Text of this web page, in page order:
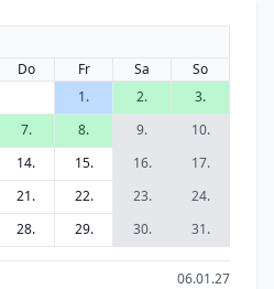
Do Fr Sa
So
1.
2.
3.
7. 8. 9.
10.
14. 15. 16.
17.
21. 22. 23.
24.
28. 29. 30. 31.
06.01.27